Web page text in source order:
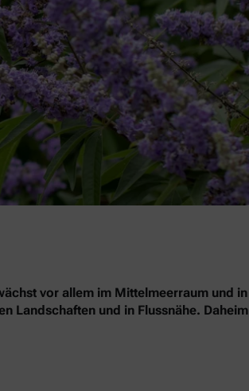
vor allem im Mittelmeerraum und in
Landschaften und in Flussnähe. Daheim